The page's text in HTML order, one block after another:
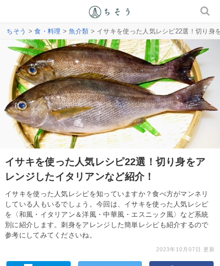
ちそう >食・料理 >魚介類 > イサキを使った人気レシピ22選！切り身
イサキを使った人気レシピ22選！切り身をア
レンジしたイタリアンなど紹介！
イサキを使った人気レシピを知っていますか？食べ方がマンネリ
している人もいるでしょう。今回は、イサキを使った人気レシピ
を〈和風・イタリアン＆洋風・中華風・エスニック風〉など系統
別に紹介します。刺身をアレンジした簡単レシピも紹介するので
参考にしてみてくださいね。
2023年10月07日 更新